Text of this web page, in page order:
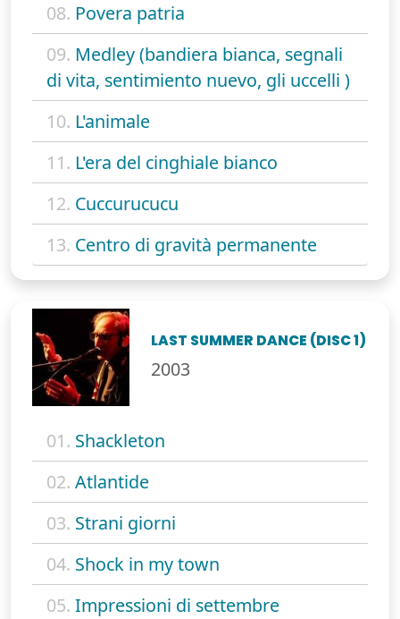
08. Povera patria
09. Medley (bandiera bianca, segnali
di vita, sentimiento nuevo, gli uccelli )
10. L'animale
11. L'era del cinghiale bianco
12. Cuccurucucu
13. Centro di gravità permanente
LAST SUMMER DANCE (DISC 1)
2003
01. Shackleton
02. Atlantide
03. Strani giorni
04. Shock in my town
05. Impressioni di settembre